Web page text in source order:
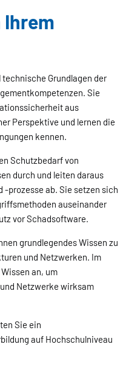
Ihrem
Grundlagen der
Sie
aus
Perspektive und lernen die
kennen.
Schutzbedarf von
durch und leiten daraus
prozesse ab. Sie setzen sich
auseinander
vor Schadsoftware.
grundlegendes Wissen zu
und Netzwerken. Im
an, um
Netzwerke wirksam
Sie ein
auf Hochschulniveau